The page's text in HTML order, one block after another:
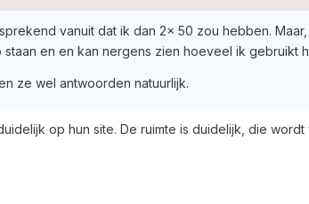
vanuit dat ik dan 2x 50 zou hebben.
en en kan nergens zien hoeveel ik gebruikt
ze wel antwoorden natuurlijk.
op hun site. De ruimte is duidelijk, die